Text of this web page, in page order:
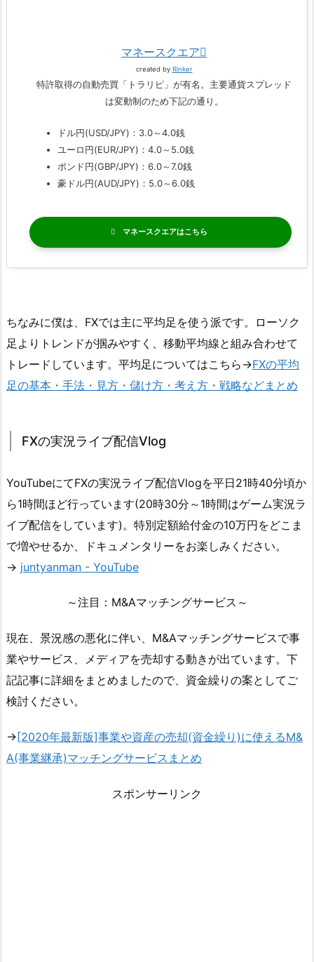
マネースクエア
created by Rinker
特許取得の自動売買「トラリピ」が有名。主要通貨スプレッド
は変動制のため下記の通り。
ドル円(USD/JPY)：3.0～4.0銭
ユーロ円(EUR/JPY)：4.0～5.0銭
ポンド円(GBP/JPY)：6.0～7.0銭
豪ドル円(AUD/JPY)：5.0～6.0銭
マネースクエア
ちなみに僕は、FXでは主に平均足を使う派です。ローソク
足よりトレンドが掴みやすく、移動平均線と組み合わせて
トレードしています。平均足についてはこちら→FXの平均
足の基本・手法・見方・儲け方・考え方・戦略などまとめ
FXの実況ライブ配信Vlog
YouTubeにてFXの実況ライブ配信Vlogを平日21時40分頃か
ら1時間ほど行っています(20時30分～1時間はゲーム実況ラ
イブ配信をしています)。特別定額給付金の10万円をどこま
で増やせるか、ドキュメンタリーをお楽しみください。
→ juntyanman - YouTube
～注目：M&Aマッチングサービス～
現在、景況感の悪化に伴い、M&Aマッチングサービスで事
業やサービス、メディアを売却する動きが出ています。下
記記事に詳細をまとめましたので、資金繰りの案としてご
検討ください。
→ [2020年最新版]事業や資産の売却(資金繰り)に使えるM&
A(事業継承)マッチングサービスまとめ
スポンサーリンク